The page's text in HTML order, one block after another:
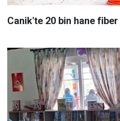
Canik'te 20 bin hane